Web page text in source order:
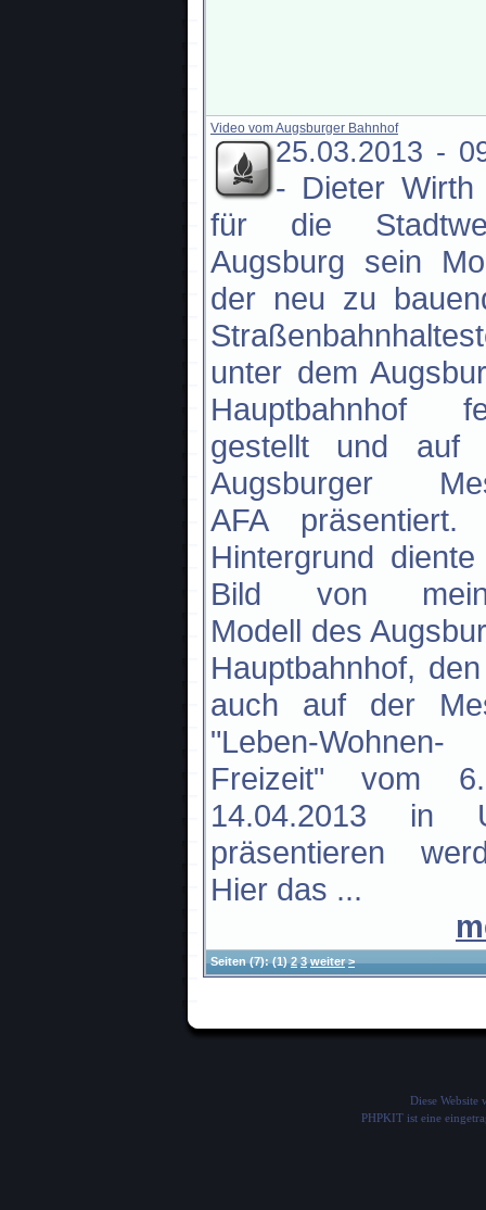
Video vom Augsburger Bahnhof
25.03.2013 -
- Dieter Wirth
für die
Augsburg sein
der neu zu
unter dem
Hauptbahnhof
gestellt und auf
Augsburger
AFA präsentiert.
Hintergrund
Bild von
Modell des
Hauptbahnhof,
auch auf der
"Leben-Wohnen-
Freizeit" vom
14.04.2013 in
präsentieren
Hier das ...
Seiten(7):(1) 2 3 weiter >
Diese Website
PHPKIT ist eine